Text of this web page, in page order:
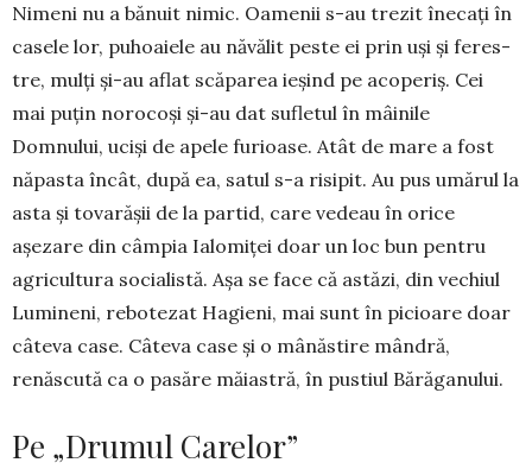
Nimeni nu a bă­nuit nimic. Oa­me­nii s-au trezit înecați în
casele lor, puhoaiele au năvălit peste ei prin uși și feres­
tre, mulți și-au aflat scă­parea ieșind pe acoperiș. Cei
mai puțin norocoși și-au dat sufle­tul în mâi­nile
Domnului, uciși de apele furioase. Atât de mare a fost
nă­pasta încât, după ea, sa­tul s-a risipit. Au pus umă­rul la
asta și to­vară­șii de la partid, care ve­deau în orice
așezare din câmpia Ialomiței doar un loc bun pentru
agri­cultura socialistă. Așa se face că astăzi, din vechiul
Lumineni, rebotezat Hagieni, mai sunt în picioare doar
câteva case. Câteva case și o mânăstire mân­dră,
renăscută ca o pasăre măias­tră, în pustiul Bără­ganului.
Pe „Drumul Carelor”